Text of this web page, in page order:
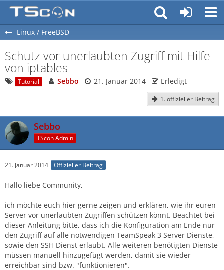
Linux / FreeBSD
Schutz vor unerlaubten Zugriff mit Hilfe
von iptables
Tutorial Sebbo 21. Januar 2014 Erledigt
1. offizieller Beitrag
Sebbo
TScon Admin
21. Januar 2014 Offizieller Beitrag
Hallo liebe Community,
ich möchte euch hier gerne zeigen und erklären, wie ihr euren
Server vor unerlaubten Zugriffen schützen könnt. Beachtet bei
dieser Anleitung bitte, dass ich die Konfiguration am Ende nur
den Zugriff auf alle notwendigen TeamSpeak 3 Server Dienste,
sowie den SSH Dienst erlaubt. Alle weiteren benötigten Dienste
müssen manuell hinzugefügt werden, damit sie wieder
erreichbar sind bzw. "funktionieren".